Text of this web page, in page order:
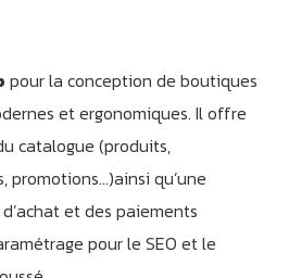
pour la conception de boutiques
et ergonomiques. Il offre
catalogue (produits,
promotions…)ainsi qu’une
et des paiements
pour le SEO et le